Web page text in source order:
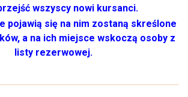
wszyscy nowi kursanci.
pojawią się na nim zostaną skreślone
a na ich miejsce wskoczą osoby z
listy rezerwowej.